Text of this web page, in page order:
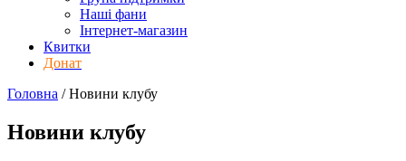
Наші фани
Інтернет-магазин
Квитки
Донат
Головна /Новини клубу
Новини клубу